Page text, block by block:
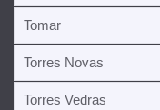
Tomar
Torres Novas
Torres Vedras